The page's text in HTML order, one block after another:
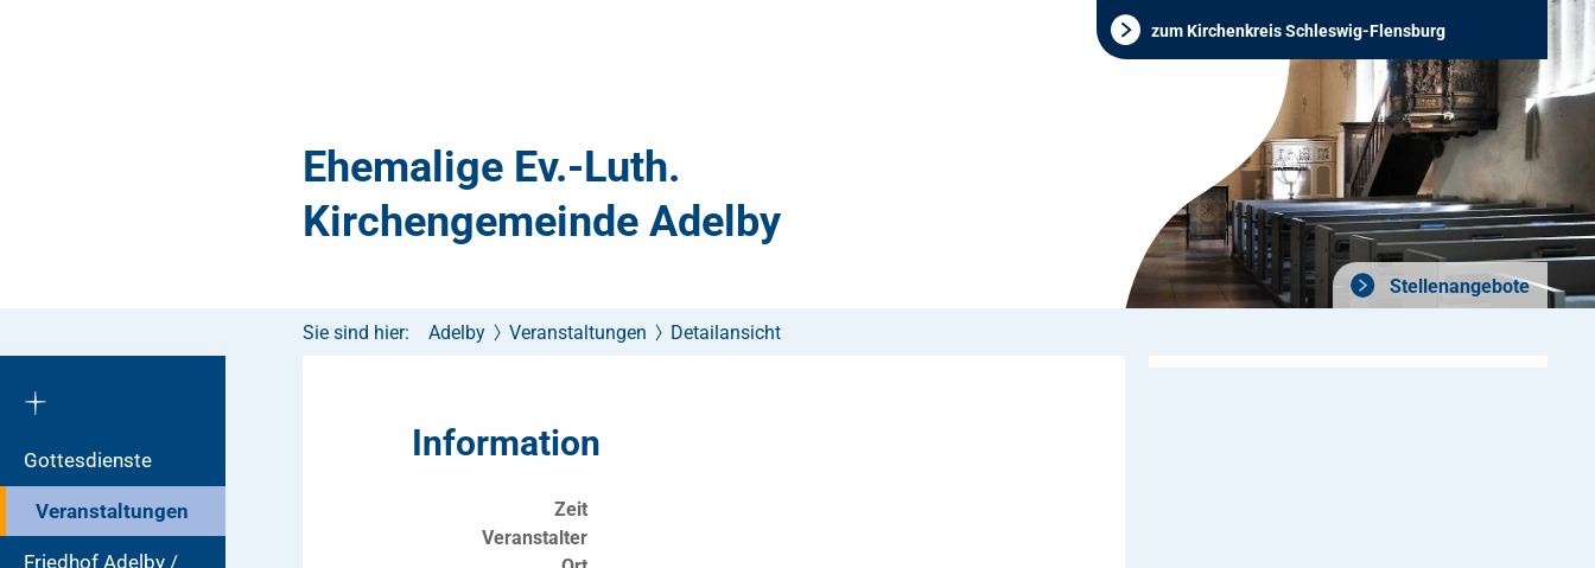
zum Kirchenkreis Schleswig-Flensburg
Ehemalige Ev.-Luth.
Kirchengemeinde Adelby
Stellenangebote
Gottesdienste
Veranstaltungen
Friedhof Adelby /
Sie sind hier: Adelby Veranstaltungen Detailansicht
Information
Zeit
Veranstalter